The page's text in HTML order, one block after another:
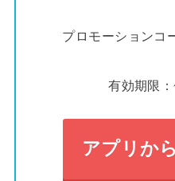
プロモーションコ
有効期限
アプリか